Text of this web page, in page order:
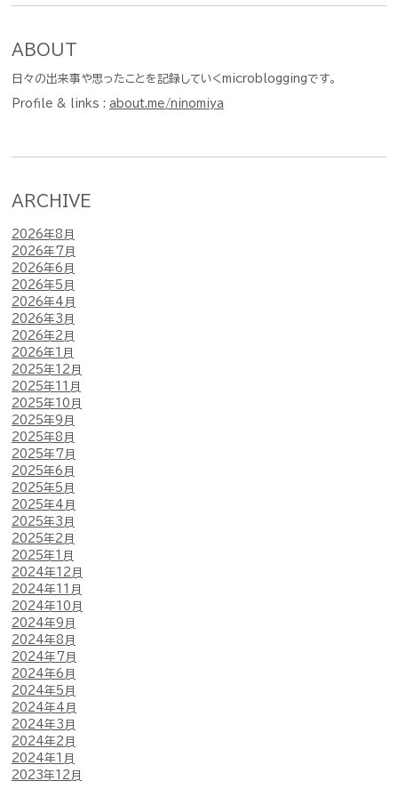
ABOUT
日々の出来事や思ったことを記録していくmicrobloggingです。
Profile & links : about.me/ninomiya
ARCHIVE
2026年8月
2026年7月
2026年6月
2026年5月
2026年4月
2026年3月
2026年2月
2026年1月
2025年12月
2025年11月
2025年10月
2025年9月
2025年8月
2025年7月
2025年6月
2025年5月
2025年4月
2025年3月
2025年2月
2025年1月
2024年12月
2024年11月
2024年10月
2024年9月
2024年8月
2024年7月
2024年6月
2024年5月
2024年4月
2024年3月
2024年2月
2024年1月
2023年12月